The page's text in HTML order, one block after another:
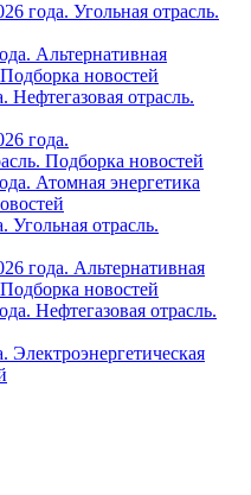
года. Угольная отрасль.
Альтернативная
новостей
Нефтегазовая отрасль.
года.
Подборка новостей
Атомная энергетика
Угольная отрасль.
года. Альтернативная
новостей
Нефтегазовая отрасль.
Электроэнергетическая